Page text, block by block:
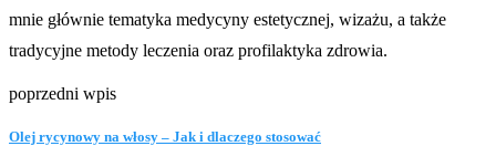
mnie głównie tematyka medycyny estetycznej, wizażu, a także
tradycyjne metody leczenia oraz profilaktyka zdrowia.
poprzedni wpis
Olej rycynowy na włosy – Jak i dlaczego stosować